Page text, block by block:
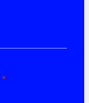
*